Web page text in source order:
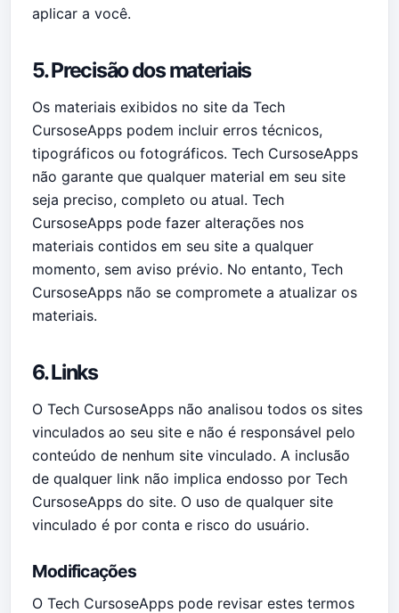
aplicar a você.
5. Precisão dos materiais
Os materiais exibidos no site da Tech
CursoseApps podem incluir erros técnicos,
tipográficos ou fotográficos. Tech CursoseApps
não garante que qualquer material em seu site
seja preciso, completo ou atual. Tech
CursoseApps pode fazer alterações nos
materiais contidos em seu site a qualquer
momento, sem aviso prévio. No entanto, Tech
CursoseApps não se compromete a atualizar os
materiais.
6. Links
O Tech CursoseApps não analisou todos os sites
vinculados ao seu site e não é responsável pelo
conteúdo de nenhum site vinculado. A inclusão
de qualquer link não implica endosso por Tech
CursoseApps do site. O uso de qualquer site
vinculado é por conta e risco do usuário.
Modificações
O Tech CursoseApps pode revisar estes termos